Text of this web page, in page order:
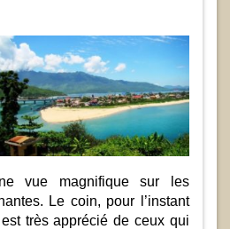
vue magnifique sur les
Le coin, pour l’instant
très apprécié de ceux qui